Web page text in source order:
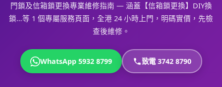
門鎖及信箱鎖更換專業維修指南 — 涵蓋【信箱鎖更換】DIY換
鎖…等 1 個專屬服務頁面，全港 24 小時上門，明碼實價，先檢
查後維修。
WhatsApp 5932 8799 致電 3742 8790